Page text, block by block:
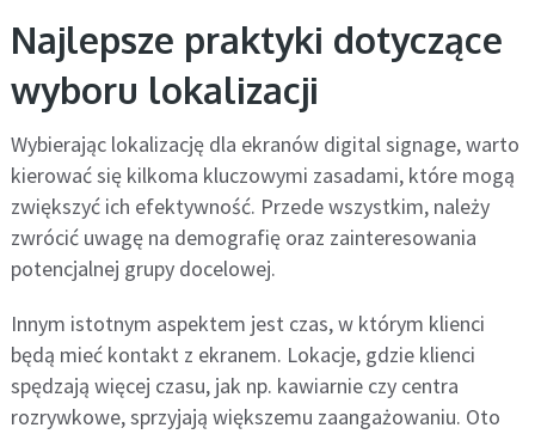
Najlepsze praktyki dotyczące
wyboru lokalizacji
Wybierając lokalizację dla ekranów digital signage, warto
kierować się kilkoma kluczowymi zasadami, które mogą
zwiększyć ich efektywność. Przede wszystkim, należy
zwrócić uwagę na demografię oraz zainteresowania
potencjalnej grupy docelowej.
Innym istotnym aspektem jest czas, w którym klienci
będą mieć kontakt z ekranem. Lokacje, gdzie klienci
spędzają więcej czasu, jak np. kawiarnie czy centra
rozrywkowe, sprzyjają większemu zaangażowaniu. Oto